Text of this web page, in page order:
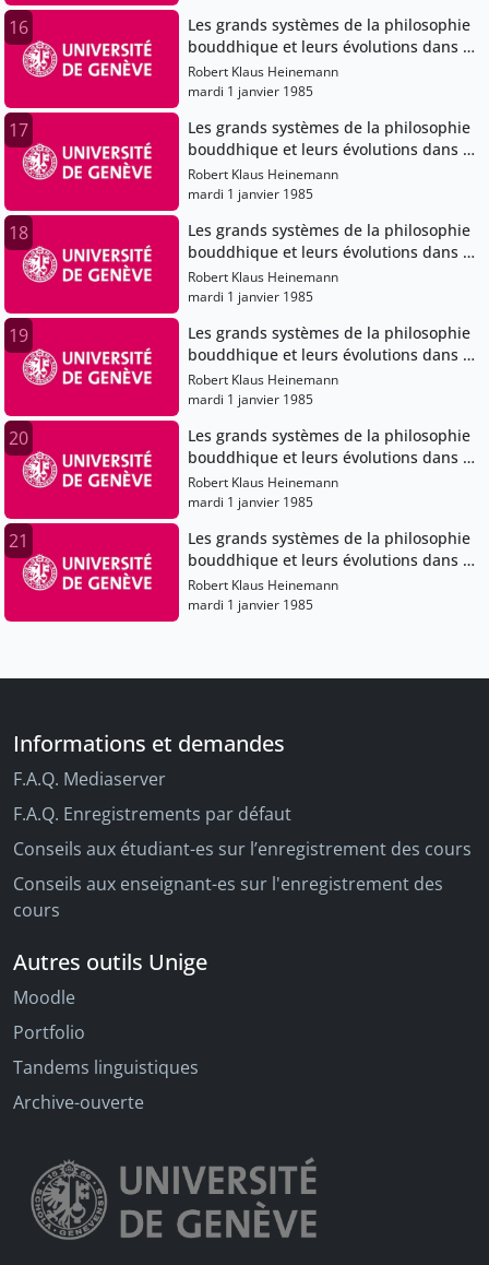
16
Les grands systèmes de la philosophie
bouddhique et leurs évolutions dans le
bouddhisme japonais
Robert Klaus Heinemann
mardi 1 janvier 1985
17
Les grands systèmes de la philosophie
bouddhique et leurs évolutions dans le
bouddhisme japonais
Robert Klaus Heinemann
mardi 1 janvier 1985
18
Les grands systèmes de la philosophie
bouddhique et leurs évolutions dans le
bouddhisme japonais
Robert Klaus Heinemann
mardi 1 janvier 1985
19
Les grands systèmes de la philosophie
bouddhique et leurs évolutions dans le
bouddhisme japonais
Robert Klaus Heinemann
mardi 1 janvier 1985
20
Les grands systèmes de la philosophie
bouddhique et leurs évolutions dans le
bouddhisme japonais
Robert Klaus Heinemann
mardi 1 janvier 1985
21
Les grands systèmes de la philosophie
bouddhique et leurs évolutions dans le
bouddhisme japonais
Robert Klaus Heinemann
mardi 1 janvier 1985
Informations et demandes
F.A.Q. Mediaserver
F.A.Q. Enregistrements par défaut
Conseils aux étudiant-es sur l’enregistrement des cours
Conseils aux enseignant-es sur l'enregistrement des
cours
Autres outils Unige
Moodle
Portfolio
Tandems linguistiques
Archive-ouverte